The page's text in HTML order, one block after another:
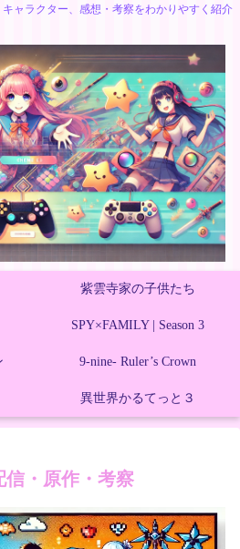
ャラクター、感想・考察をわかりやすく紹介
紫雲寺家の子供たち
SPY×FAMILY | Season 3
9-nine- Ruler’s Crown
異世界かるてっと３
信・原作・考察